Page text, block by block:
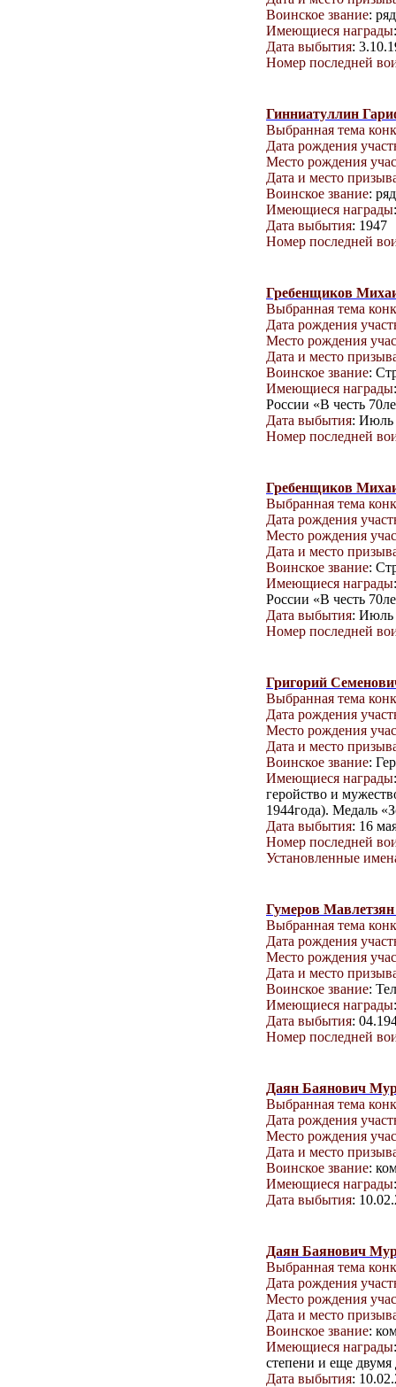
Воинское звание:
Имеющиеся награды
Дата выбытия:
Номер последней
Гинниатуллин
Выбранная тема
Дата рождения
Место рождения
Дата и место
Воинское звание:
Имеющиеся награды
Дата выбытия: 1947
Номер последней
Гребенщиков
Выбранная тема
Дата рождения
Место рождения
Дата и место
Воинское звание:
Имеющиеся награды
России «В честь
Дата выбытия: Июль
Номер последней
Гребенщиков
Выбранная тема
Дата рождения
Место рождения
Дата и место
Воинское звание:
Имеющиеся награды
России «В честь
Дата выбытия: Июль
Номер последней
Григорий
Выбранная тема
Дата рождения
Место рождения
Дата и место
Воинское звание:
Имеющиеся награды
геройство и
1944года). Медаль
Дата выбытия: 16
Номер последней
Установленные
Гумеров
Выбранная тема
Дата рождения
Место рождения
Дата и место
Воинское звание:
Имеющиеся награды
Дата выбытия:
Номер последней
Даян Баянович
Выбранная тема
Дата рождения
Место рождения
Дата и место
Воинское звание:
Имеющиеся награды
Дата выбытия:
Даян Баянович
Выбранная тема
Дата рождения
Место рождения
Дата и место
Воинское звание:
Имеющиеся награды
степени и еще двумя
Дата выбытия: